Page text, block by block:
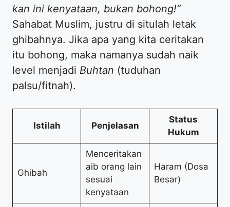
kan ini kenyataan, bukan bohong!”
Sahabat Muslim, justru di situlah letak
ghibahnya. Jika apa yang kita ceritakan
itu bohong, maka namanya sudah naik
level menjadi Buhtan (tuduhan
palsu/fitnah).
Istilah Penjelasan
Status
Hukum
Ghibah
Menceritakan
aib orang lain
sesuai
kenyataan
Haram (Dosa
Besar)